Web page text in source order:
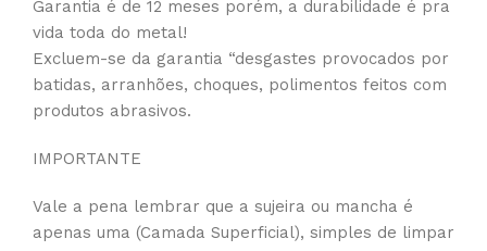
Garantia é de 12 meses porém, a durabilidade é pra
vida toda do metal!
Excluem-se da garantia “desgastes provocados por
batidas, arranhões, choques, polimentos feitos com
produtos abrasivos.
IMPORTANTE
Vale a pena lembrar que a sujeira ou mancha é
apenas uma (Camada Superficial), simples de limpar